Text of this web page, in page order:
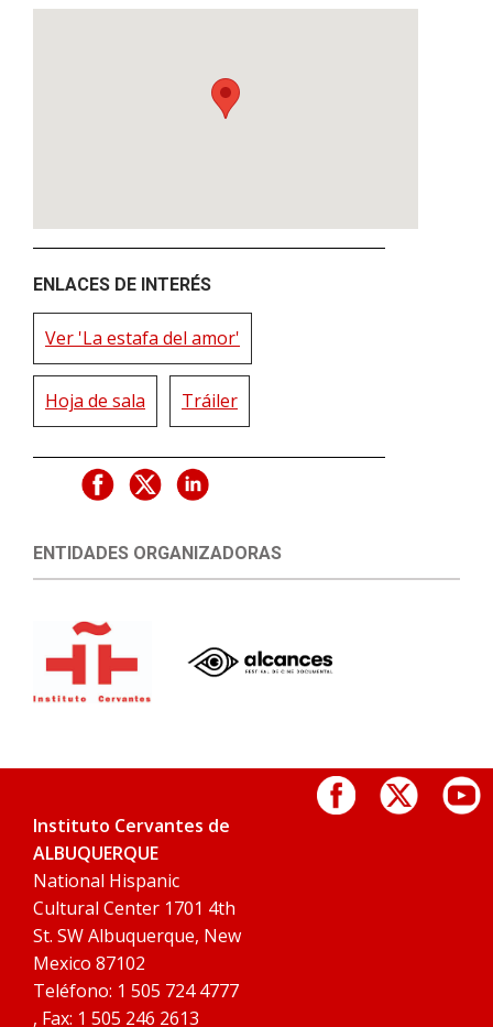
ENLACES DE INTERÉS
Ver 'La estafa del amor'
Hoja de sala Tráiler
ENTIDADES ORGANIZADORAS
Instituto Cervantes de
ALBUQUERQUE
National Hispanic
Cultural Center 1701 4th
St. SW Albuquerque, New
Mexico 87102
Teléfono: 1 505 724 4777
, Fax: 1 505 246 2613